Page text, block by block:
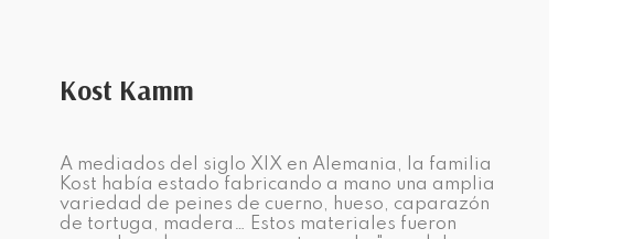
Kost Kamm
A mediados del siglo XIX en Alemania, la familia
Kost había estado fabricando a mano una amplia
variedad de peines de cuerno, hueso, caparazón
de tortuga, madera… Estos materiales fueron